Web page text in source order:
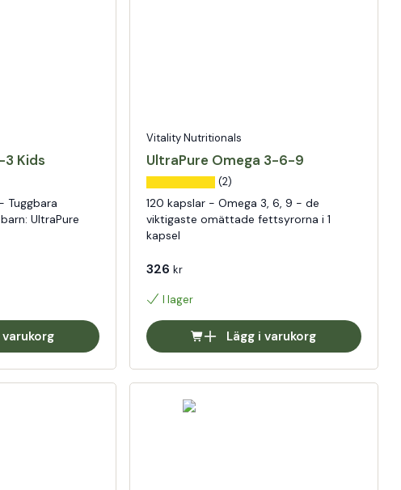
3 Kids
Tuggbara
UltraPure
varukorg
Vitality Nutritionals
UltraPure Omega 3-6-9
(2)
120 kapslar - Omega 3, 6, 9 - de
viktigaste omättade fettsyrorna i 1
kapsel
326 kr
I lager
Lägg i varukorg